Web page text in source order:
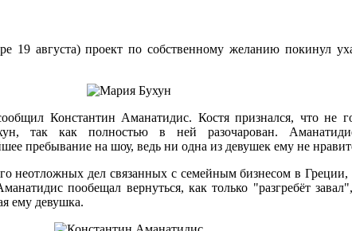
19 августа) проект по собственному желанию покинул
Константин Аманатидис. Костя признался, что не
так как полностью в ней разочарован.
пребывание на шоу, ведь ни одна из девушек ему не
неотложных дел связанных с семейным бизнесом в Греции,
пообещал вернуться, как только "разгребёт
ему девушка.